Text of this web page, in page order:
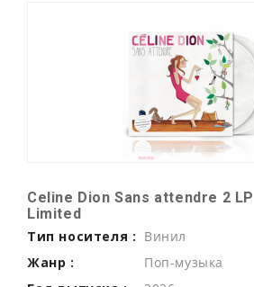
Celine Dion Sans attendre 2
Limited
Тип носителя : Винил
Жанр :
Поп-музыка